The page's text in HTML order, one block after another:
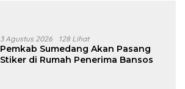
3 Agustus 2026 128 Lihat
Pemkab Sumedang Akan Pasang
Stiker di Rumah Penerima Bansos